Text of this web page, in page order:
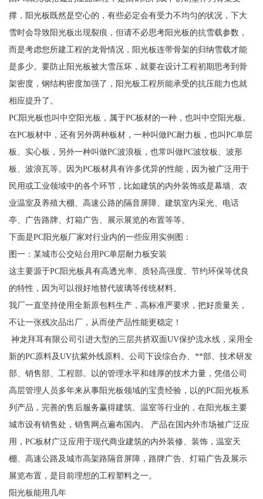
撑，阳光板既然是空心的，有些必定会有受力不均匀的状况，下大
雪时会导致阳光板出现裂痕，但请不必思考阳光板的抗雪载参数，
而是考虑您所建工程的龙骨情况，阳光板连带骨架的归纳雪载才能
是多少。要防止阳光板被大雪压坏，就要在设计工程初期思考到骨
架密度，钢结构密度加强了，阳光板工程所能承受的抗压能力也就
相应提升了。
PC阳光板也叫中空阳光板，属于PC板材的一种，也叫中空阳光板。
在PC板材中，还有另外两种板材，一种叫做PC耐力板，也叫PC单层
板、实心板，另外一种叫做PC波浪板，也常叫做PC波纹板、波形
板、波浪瓦等。因为PC板材具有许多优异的性能，因为被广泛用于
民用或工业领域中的各个环节，比如建筑的内外装饰或是幕墙、农
业温室及养殖大棚、高速公路的隔音屏障、建筑室内采光、电话
亭、广告路牌、灯箱广告、展示展览的布置等等。
下面是PC阳光板厂家对行业内的一些应用实例图：
图一：某城市公交站台用PC单层耐力板安装
这主要源于PC阳光板具有高透光率、质轻高强度、节约环保等优良
的特性，因为可以很好地替代玻璃等传统材料。
我厂一直坚持使用全新原包料生产，高标准严要求，把好质量关，
不让一张残次品出厂，从而使产品性能更稳定！
神龙拜耳有限公司引进大型的三层共挤双面UV保护流水线，采用全
新的PC原料及UV抗紫外线原料。公司下设综合办、**部、技术研发
部、销售部、工程部。以的管理水平和雄厚的技术力量，凭借公司
高层管理人员多年来从事阳光板领域的宝贵经验，以的PC阳光板系
列产品，完善的售后服务赢得建筑、温室等行业的，在阳光板主要
城市设有销售处，销售网点遍布国内。 产品在国内外市场被广泛应
用，PC板材广泛应用于现代商业建筑的内外装修、装饰，温室天
棚、高速公路及城市高架路隔音屏障，路牌广告、灯箱广告及展示
展览布置，是目前理想的工程塑料之一。
阳光板能用几年